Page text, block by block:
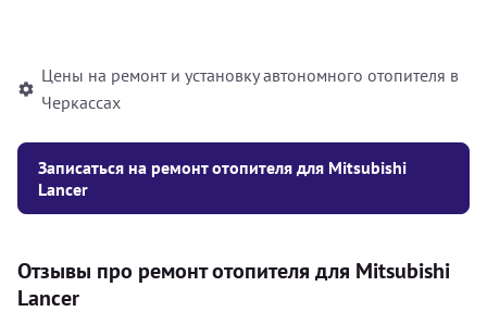
Цены на ремонт и установку автономного отопителя в
Черкассах
Записаться на ремонт отопителя для Mitsubishi
Lancer
Отзывы про ремонт отопителя для Mitsubishi
Lancer